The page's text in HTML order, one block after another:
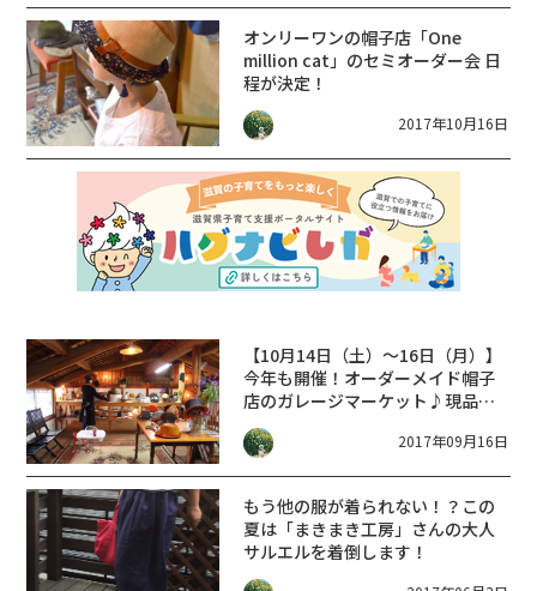
オンリーワンの帽子店「One
million cat」のセミオーダー会 日
程が決定！
2017年10月16日
【10月14日（土）～16日（月）】
今年も開催！オーダーメイド帽子
店のガレージマーケット♪現品の
み早い者勝ち！
2017年09月16日
もう他の服が着られない！？この
夏は「まきまき工房」さんの大人
サルエルを着倒します！